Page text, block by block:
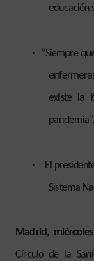
educación
·
“Siempre
existe la
·
El
Sistema
Madrid,
Círculo de la